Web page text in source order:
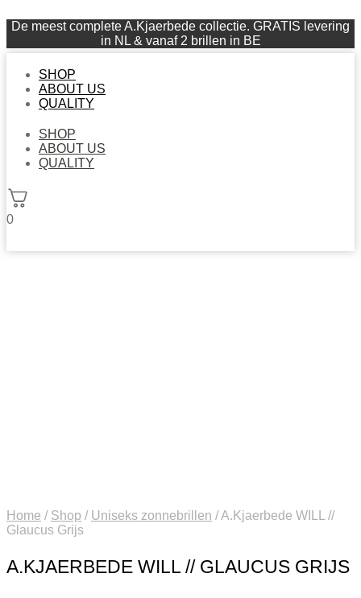
De meest complete A.Kjaerbede collectie. GRATIS levering
in NL & vanaf 2 brillen in BE
SHOP
ABOUT US
QUALITY
SHOP
ABOUT US
QUALITY
0
Home / Shop / Uniseks zonnebrillen /A.Kjaerbede WILL //
Glaucus Grijs
A.KJAERBEDE WILL // GLAUCUS GRIJS